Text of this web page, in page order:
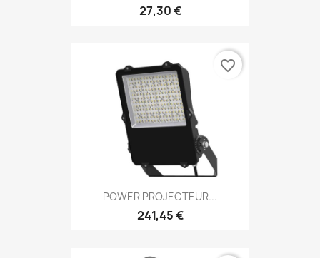
27,30 €
POWER PROJECTEUR...
241,45 €
favorite_border